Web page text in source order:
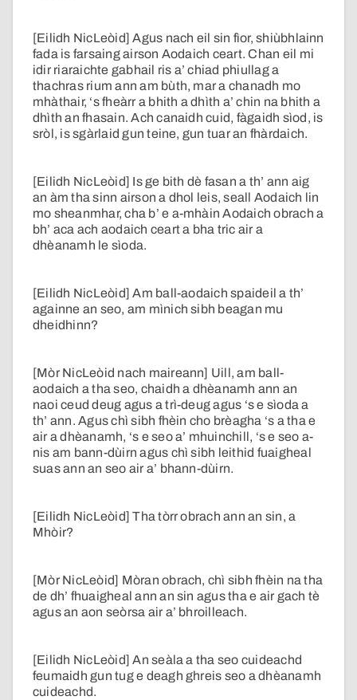
[Eilidh NicLeòid] Agus nach eil sin fìor, shiùbhlainn
fada is farsaing airson Aodaich ceart. Chan eil mi
idir riaraichte gabhail ris a’ chiad phiullag a
thachras rium ann am bùth, mar a chanadh mo
mhàthair, ‘s fheàrr a bhith a dhìth a’ chin na bhith a
dhìth an fhasain. Ach canaidh cuid, fàgaidh sìod, is
sròl, is sgàrlaid gun teine, gun tuar an fhàrdaich.
[Eilidh NicLeòid] Is ge bith dè fasan a th’ ann aig
an àm tha sinn airson a dhol leis, seall Aodaich lin
mo sheanmhar, cha b’ e a-mhàin Aodaich obrach a
bh’ aca ach aodaich ceart a bha tric air a
dhèanamh le sìoda.
[Eilidh NicLeòid] Am ball-aodaich spaideil a th’
againne an seo, am mìnich sibh beagan mu
dheidhinn?
[Mòr NicLeòid nach maireann] Uill, am ball-
aodaich a tha seo, chaidh a dhèanamh ann an
naoi ceud deug agus a trì-deug agus ‘s e sìoda a
th’ ann. Agus chì sibh fhèin cho brèagha ‘s a tha e
air a dhèanamh, ‘s e seo a’ mhuinchill, ‘s e seo a-
nis am bann-dùirn agus chì sibh leithid fuaigheal
suas ann an seo air a’ bhann-dùirn.
[Eilidh NicLeòid] Tha tòrr obrach ann an sin, a
Mhòir?
[Mòr NicLeòid] Mòran obrach, chì sibh fhèin na tha
de dh’ fhuaigheal ann an sin agus tha e air gach tè
agus an aon seòrsa air a’ bhroilleach.
[Eilidh NicLeòid] An seàla a tha seo cuideachd
feumaidh gun tug e deagh ghreis seo a dhèanamh
cuideachd.